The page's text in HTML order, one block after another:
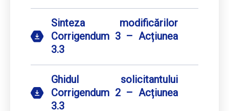
Sinteza modificărilor
Corrigendum 3 – Acțiunea
3.3
Ghidul solicitantului
Corrigendum 2 – Acțiunea
3.3